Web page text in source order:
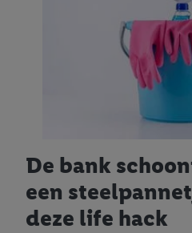
De bank
een
deze life hack